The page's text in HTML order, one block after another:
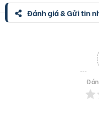
Đánh giá & Gửi tin